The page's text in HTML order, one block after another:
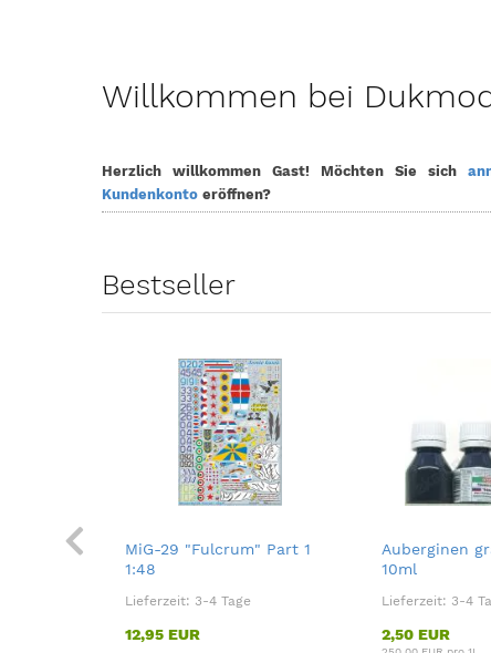
Willkommen bei
Herzlich willkommen Gast! Möchten Sie sich
Kundenkonto eröffnen?
Bestseller
- 10ml
MiG-29 "Fulcrum" Part 1
1:48
Lieferzeit: 3-4 Tage
12,95 EUR
Auberginen
10ml
Lieferzeit: 3-4
2,50 EUR